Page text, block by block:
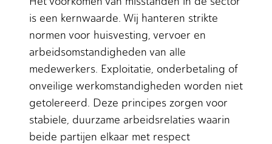
is een kernwaarde. Wij hanteren strikte
normen voor huisvesting, vervoer en
arbeidsomstandigheden van alle
medewerkers. Exploitatie, onderbetaling of
onveilige werkomstandigheden worden niet
getolereerd. Deze principes zorgen voor
stabiele, duurzame arbeidsrelaties waarin
beide partijen elkaar met respect